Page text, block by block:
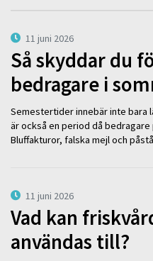
11 juni 2026
Så skyddar du
bedragare i
Semestertider innebär inte bara
är också en period då
Bluffakturor, falska mejl och
11 juni 2026
Vad kan
användas till?